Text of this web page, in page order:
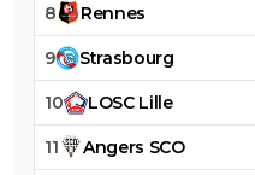
8 Rennes
9 Strasbourg
10 LOSC Lille
11 Angers SCO